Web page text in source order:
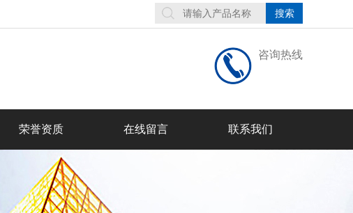
咨询热线
荣誉资质 在线留言 联系我们